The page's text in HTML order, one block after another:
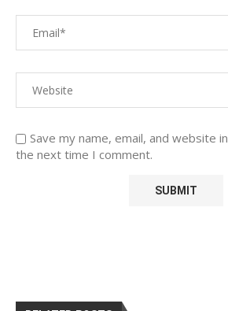
Save my name, email, and website
the next time I comment.